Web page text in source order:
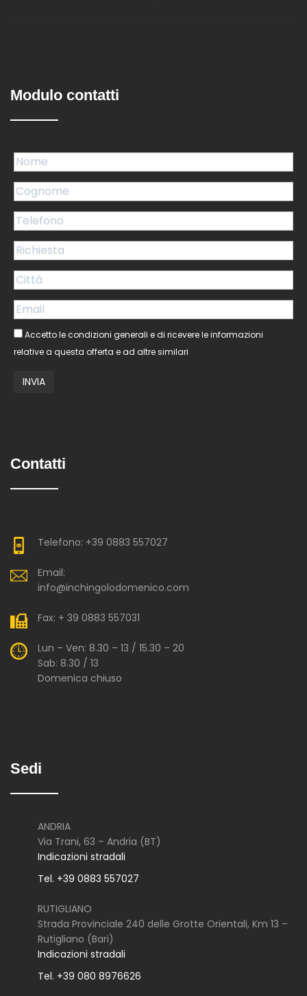
Modulo contatti
Accetto le condizioni generali e di ricevere le informazioni
relative a questa offerta e ad altre similari
Contatti
Telefono: +39 0883 557027
Email:
info@inchingolodomenico.com
Fax: + 39 0883 557031
Lun – Ven: 8.30 – 13 / 15.30 – 20
Sab: 8.30 / 13
Domenica chiuso
Sedi
ANDRIA
Via Trani, 63 – Andria (BT)
Indicazioni stradali
Tel. +39 0883 557027
RUTIGLIANO
Strada Provinciale 240 delle Grotte Orientali, Km 13 –
Rutigliano (Bari)
Indicazioni stradali
Tel. +39 080 8976626